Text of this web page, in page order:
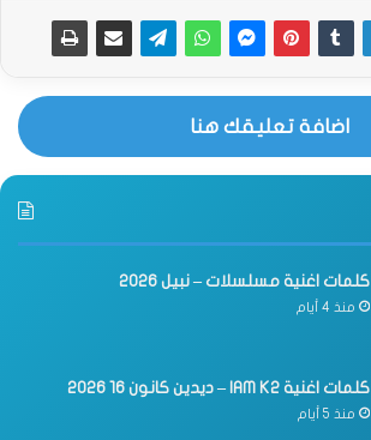
اضافة تعليقك هنا
كلمات اغنية مسلسلات – نبيل 2026
منذ 4 أيام
كلمات اغنية IAM K2 – ديدين كانون 16 2026
منذ 5 أيام